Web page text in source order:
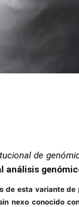
de
esta variante
nexo conocido